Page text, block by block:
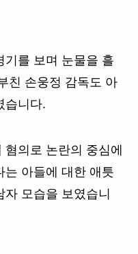
기를 보며 눈물을 흘
친 손웅정 감독도 아
습니다.
의로 논란의 중심에
는 아들에 대한 애틋
모습을 보였습니